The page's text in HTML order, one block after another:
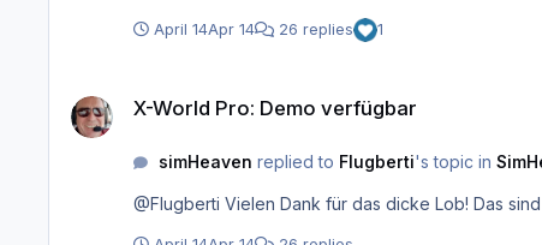
April 14Apr 14 26 replies 1
X-World Pro: Demo verfügbar
simHeaven replied to Flugberti's topic in
@Flugberti Vielen Dank für das dicke Lob! Das